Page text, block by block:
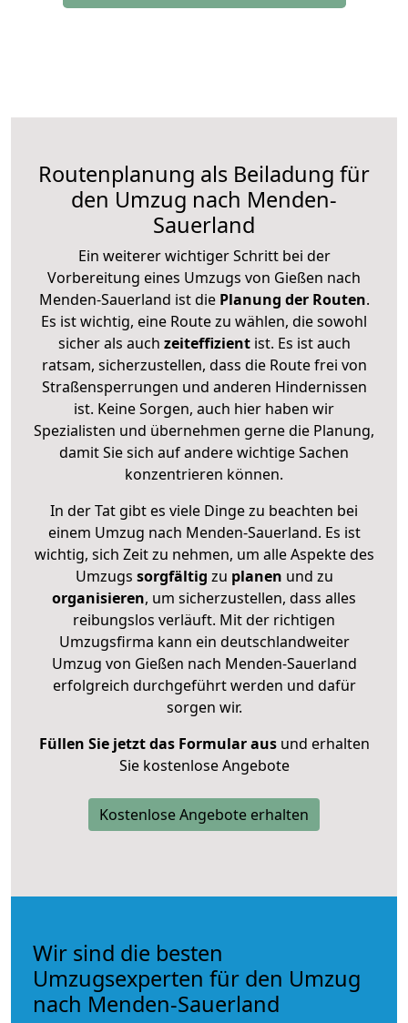
Routenplanung als Beiladung für
den Umzug nach Menden-
Sauerland
Ein weiterer wichtiger Schritt bei der
Vorbereitung eines Umzugs von Gießen nach
Menden-Sauerland ist diePlanung der Routen.
Es ist wichtig, eine Route zu wählen, die sowohl
sicher als auch zeiteffizientist. Es ist auch
ratsam, sicherzustellen, dass die Route frei von
Straßensperrungen und anderen Hindernissen
ist. Keine Sorgen, auch hier haben wir
Spezialisten und übernehmen gerne die Planung,
damit Sie sich auf andere wichtige Sachen
konzentrieren können.
In der Tat gibt es viele Dinge zu beachten bei
einem Umzug nach Menden-Sauerland. Es ist
wichtig, sich Zeit zu nehmen, um alle Aspekte des
Umzugs sorgfältig zu planen und zu
organisieren, um sicherzustellen, dass alles
reibungslos verläuft. Mit der richtigen
Umzugsfirma kann ein deutschlandweiter
Umzug von Gießen nach Menden-Sauerland
erfolgreich durchgeführt werden und dafür
sorgen wir.
Füllen Sie jetzt das Formular ausund erhalten
Sie kostenlose Angebote
Kostenlose Angebote erhalten
Wir sind die besten
Umzugsexperten für den Umzug
nach Menden-Sauerland